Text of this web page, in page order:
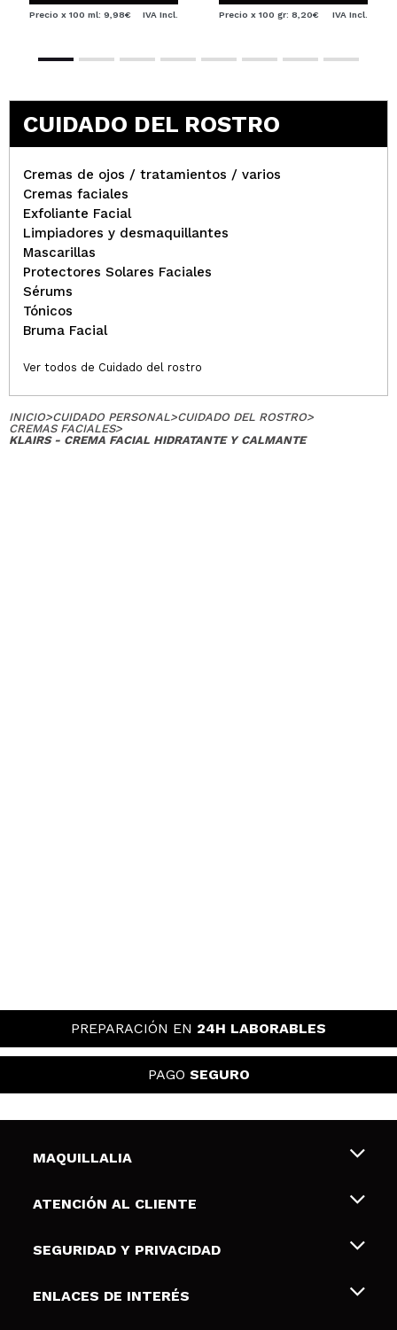
Precio x 100 ml: 9,98€ IVA Incl. Precio x 100 gr: 8,20€ IVA Incl.
CUIDADO DEL ROSTRO
Cremas de ojos / tratamientos / varios
Cremas faciales
Exfoliante Facial
Limpiadores y desmaquillantes
Mascarillas
Protectores Solares Faciales
Sérums
Tónicos
Bruma Facial
Ver todos de Cuidado del rostro
INICIO>CUIDADO PERSONAL>CUIDADO DEL ROSTRO>
CREMAS FACIALES>
KLAIRS - CREMA FACIAL HIDRATANTE Y CALMANTE
PREPARACIÓN EN 24H LABORABLES
PAGO SEGURO
MAQUILLALIA
Sobre nosotros
Tarjetas de Regalo
ATENCIÓN AL CLIENTE
Envíos y devoluciones
Formas de pago
SEGURIDAD Y PRIVACIDAD
Terminos y condiciones de uso
ENLACES DE INTERÉS